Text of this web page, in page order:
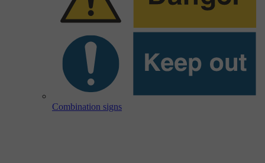
Combination signs